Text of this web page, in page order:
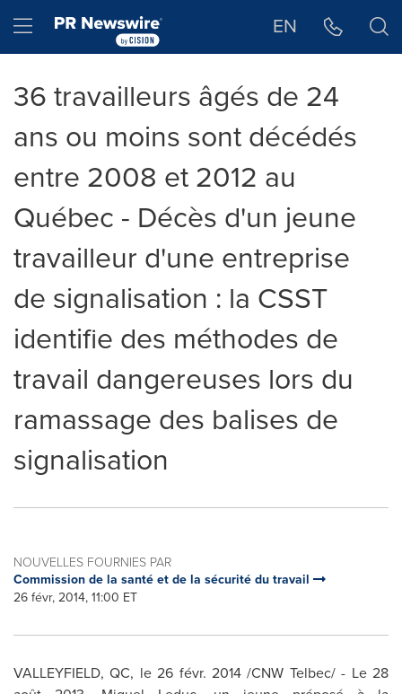
Hamburger menu EN
36 travailleurs âgés de 24
ans ou moins sont décédés
entre 2008 et 2012 au
Québec - Décès d'un jeune
travailleur d'une entreprise
de signalisation : la CSST
identifie des méthodes de
travail dangereuses lors du
ramassage des balises de
signalisation
NOUVELLES FOURNIES PAR
Commission de la santé et de la sécurité du travail
26 févr, 2014, 11:00 ET
VALLEYFIELD, QC, le 26 févr. 2014 /CNW Telbec/ - Le 28